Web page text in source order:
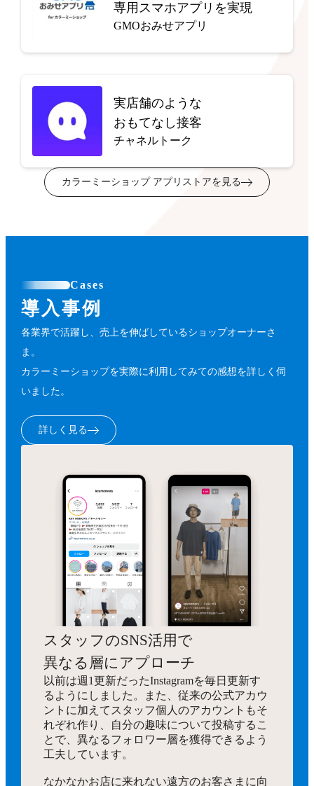
専用スマホアプリを実現
GMOおみせアプリ
実店舗のような
おもてなし接客
チャネルトーク
カラーミーショップ アプリストアを見る
Cases
導入事例
各業界で活躍し、売上を伸ばしているショップオーナーさ
ま。
カラーミーショップを実際に利用してみての感想を詳しく伺
いました。
詳しく見る
スタッフのSNS活用で
異なる層にアプローチ
以前は週1更新だったInstagramを毎日更新す
るようにしました。また、従来の公式アカウ
ントに加えてスタッフ個人のアカウントもそ
れぞれ作り、自分の趣味について投稿するこ
とで、異なるフォロワー層を獲得できるよう
工夫しています。
なかなかお店に来れない遠方のお客さまに向